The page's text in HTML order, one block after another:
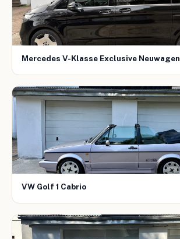
Mercedes V-Klasse Exclusive Neuwagen
VW Golf 1 Cabrio